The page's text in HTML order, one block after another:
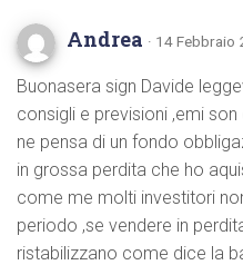
Andrea · 14 Febbraio
Buonasera sign Davide
consigli e previsioni ,emi
ne pensa di un fondo
in grossa perdita che ho
come me molti investitori
periodo ,se vendere in
ristabilizzano come dice la